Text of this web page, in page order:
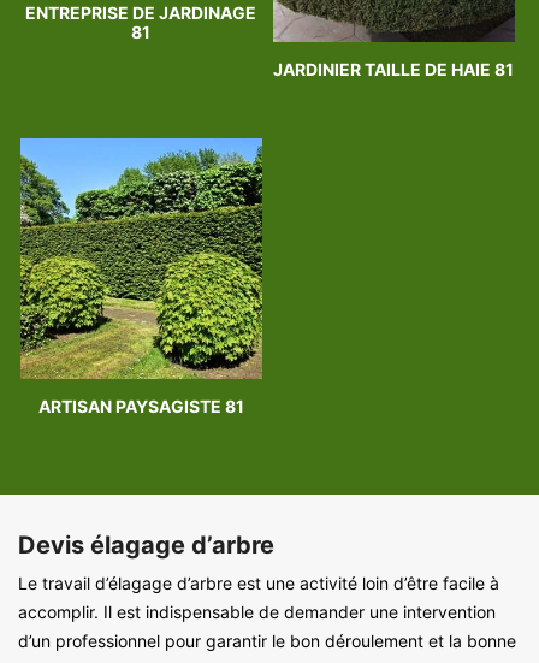
ENTREPRISE DE JARDINAGE
81
JARDINIER TAILLE DE HAIE 81
ARTISAN PAYSAGISTE 81
Devis élagage d’arbre
Le travail d’élagage d’arbre est une activité loin d’être facile à
accomplir. Il est indispensable de demander une intervention
d’un professionnel pour garantir le bon déroulement et la bonne